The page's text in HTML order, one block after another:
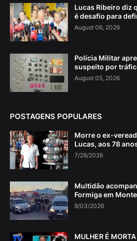
Lucas Ribeiro diz
é desafio para
August 06, 2026
Polícia Militar
suspeito por
August 05, 2026
POSTAGENS POPULARES
Morre o ex-
Lucas, aos 78
7/26/2026
Multidão
Formiga em
8/03/2026
MULHER É